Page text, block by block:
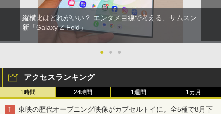
縦横比はどれがいい？ エンタメ目線で考える、サムスン
新「Galaxy Z Fold」
● ● ●
アクセスランキング
1時間 24時間 1週間 1カ月
東映の歴代オープニング映像がカプセルトイに。全5種で8月下